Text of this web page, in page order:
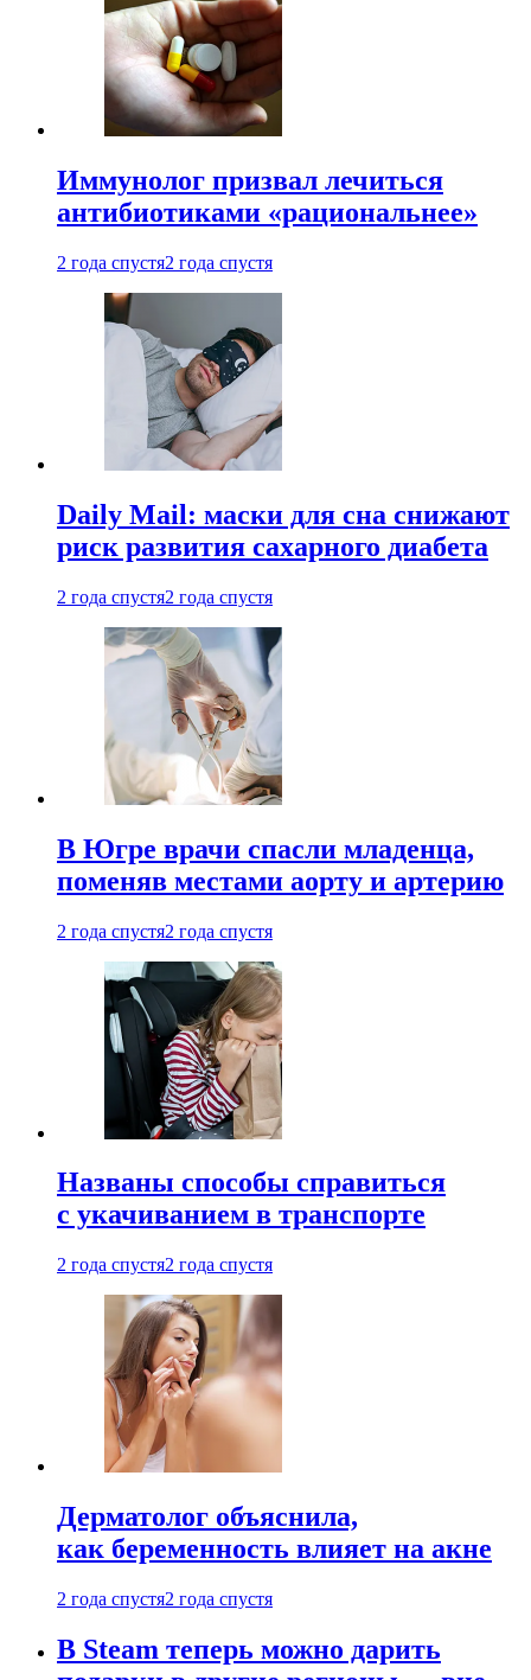
Иммунолог призвал лечиться
антибиотиками «рациональнее»
2 года спустя2 года спустя
Daily Mail: маски для сна снижают
риск развития сахарного диабета
2 года спустя2 года спустя
В Югре врачи спасли младенца,
поменяв местами аорту и артерию
2 года спустя2 года спустя
Названы способы справиться
с укачиванием в транспорте
2 года спустя2 года спустя
Дерматолог объяснила,
как беременность влияет на акне
2 года спустя2 года спустя
В Steam теперь можно дарить